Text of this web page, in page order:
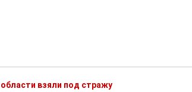
взяли под стражу